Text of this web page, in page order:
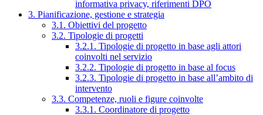
informativa privacy, riferimenti DPO
3. Pianificazione, gestione e strategia
3.1. Obiettivi del progetto
3.2. Tipologie di progetti
3.2.1. Tipologie di progetto in base agli attori
coinvolti nel servizio
3.2.2. Tipologie di progetto in base al focus
3.2.3. Tipologie di progetto in base all’ambito di
intervento
3.3. Competenze, ruoli e figure coinvolte
3.3.1. Coordinatore di progetto